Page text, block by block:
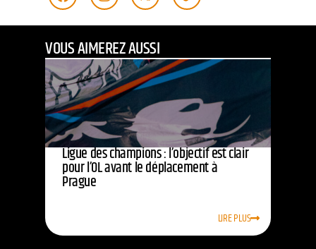
VOUS AIMEREZ AUSSI
Ligue des champions : l’objectif est clair
pour l’OL avant le déplacement à
Prague
LIRE PLUS